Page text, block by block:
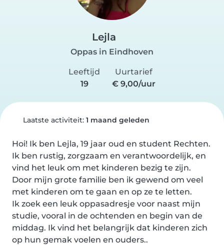
Lejla
Oppas in Eindhoven
Leeftijd
19
Uurtarief
€ 9,00/uur
Laatste activiteit: 1 maand geleden
Hoi! Ik ben Lejla, 19 jaar oud en student Rechten.
Ik ben rustig, zorgzaam en verantwoordelijk, en
vind het leuk om met kinderen bezig te zijn.
Door mijn grote familie ben ik gewend om veel
met kinderen om te gaan en op ze te letten.
Ik zoek een leuk oppasadresje voor naast mijn
studie, vooral in de ochtenden en begin van de
middag. Ik vind het belangrijk dat kinderen zich
op hun gemak voelen en ouders..